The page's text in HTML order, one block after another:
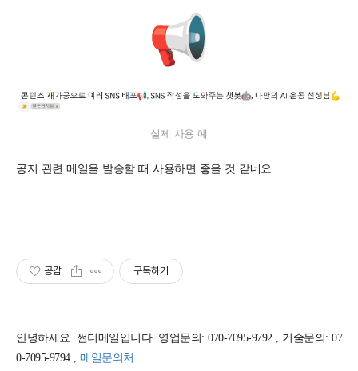
실제 사용 예
공지 관련 메일을 발송할 때 사용하면 좋을 것 같네요.
공감 구독하기
안녕하세요. 썬더메일입니다. 영업문의: 070-7095-9792 , 기술문의: 07
0-7095-9794 , 메일문의처